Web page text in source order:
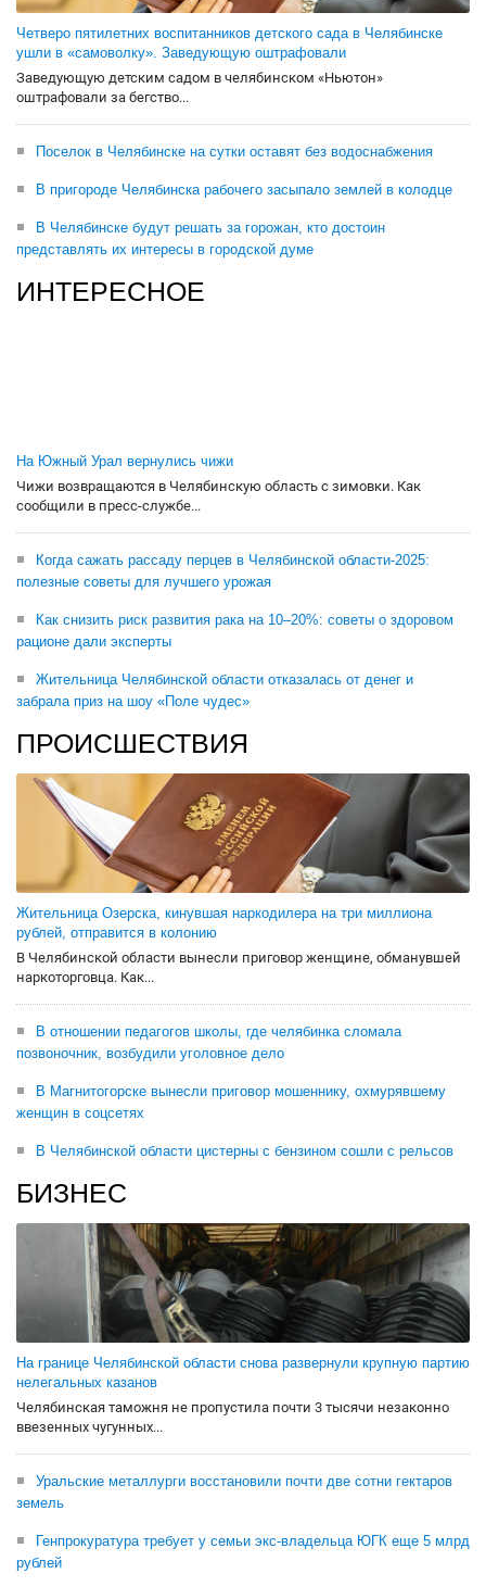
Четверо пятилетних воспитанников детского сада в Челябинске
ушли в «самоволку». Заведующую оштрафовали
Заведующую детским садом в челябинском «Ньютон»
оштрафовали за бегство...
Поселок в Челябинске на сутки оставят без водоснабжения
В пригороде Челябинска рабочего засыпало землей в колодце
В Челябинске будут решать за горожан, кто достоин
представлять их интересы в городской думе
ИНТЕРЕСНОЕ
На Южный Урал вернулись чижи
Чижи возвращаются в Челябинскую область с зимовки. Как
сообщили в пресс-службе...
Когда сажать рассаду перцев в Челябинской области-2025:
полезные советы для лучшего урожая
Как снизить риск развития рака на 10–20%: советы о здоровом
рационе дали эксперты
Жительница Челябинской области отказалась от денег и
забрала приз на шоу «Поле чудес»
ПРОИСШЕСТВИЯ
Жительница Озерска, кинувшая наркодилера на три миллиона
рублей, отправится в колонию
В Челябинской области вынесли приговор женщине, обманувшей
наркоторговца. Как...
В отношении педагогов школы, где челябинка сломала
позвоночник, возбудили уголовное дело
В Магнитогорске вынесли приговор мошеннику, охмурявшему
женщин в соцсетях
В Челябинской области цистерны с бензином сошли с рельсов
БИЗНЕС
На границе Челябинской области снова развернули крупную партию
нелегальных казанов
Челябинская таможня не пропустила почти 3 тысячи незаконно
ввезенных чугунных...
Уральские металлурги восстановили почти две сотни гектаров
земель
Генпрокуратура требует у семьи экс-владельца ЮГК еще 5 млрд
рублей